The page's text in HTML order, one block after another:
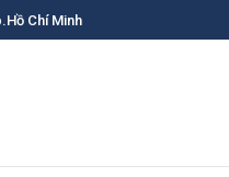
Chí Minh